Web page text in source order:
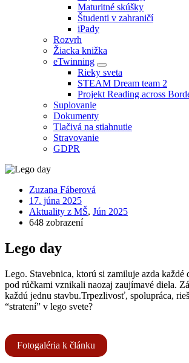
Maturitné skúšky
Študenti v zahraničí
iPady
Rozvrh
Žiacka knižka
eTwinning
Rieky sveta
STEAM Dream team 2
Projekt Reading across
Suplovanie
Dokumenty
Tlačivá na stiahnutie
Stravovanie
GDPR
Zuzana Fáberová
17. júna 2025
Aktuality z MŠ, Jún 2025
648 zobrazení
Lego day
Lego. Stavebnica, ktorú si zamiluje azda
pod rúčkami vznikali naozaj zaujímavé diela.
každú jednu stavbu.Trpezlivosť, spolupráca,
“stratení” v lego svete?
Fotogaléria k článku